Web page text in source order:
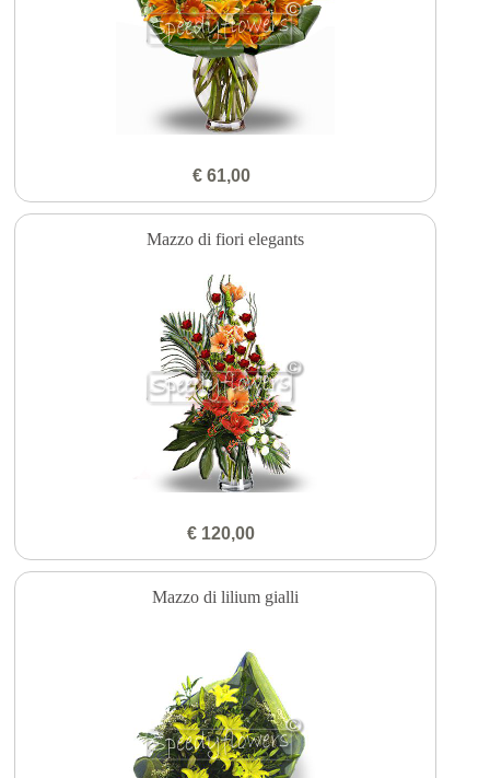
€ 61,00
Mazzo di fiori elegants
€ 120,00
Mazzo di lilium gialli